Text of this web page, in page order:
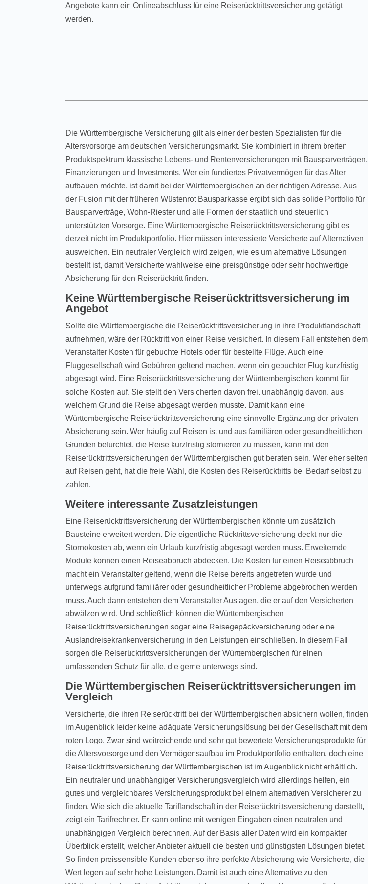
Angebote kann ein Onlineabschluss für eine Reiserücktrittsversicherung getätigt
werden.
Die Württembergische Versicherung gilt als einer der besten Spezialisten für die
Altersvorsorge am deutschen Versicherungsmarkt. Sie kombiniert in ihrem breiten
Produktspektrum klassische Lebens- und Rentenversicherungen mit Bausparverträgen,
Finanzierungen und Investments. Wer ein fundiertes Privatvermögen für das Alter
aufbauen möchte, ist damit bei der Württembergischen an der richtigen Adresse. Aus
der Fusion mit der früheren Wüstenrot Bausparkasse ergibt sich das solide Portfolio für
Bausparverträge, Wohn-Riester und alle Formen der staatlich und steuerlich
unterstützten Vorsorge. Eine Württembergische Reiserücktrittsversicherung gibt es
derzeit nicht im Produktportfolio. Hier müssen interessierte Versicherte auf Alternativen
ausweichen. Ein neutraler Vergleich wird zeigen, wie es um alternative Lösungen
bestellt ist, damit Versicherte wahlweise eine preisgünstige oder sehr hochwertige
Absicherung für den Reiserücktritt finden.
Keine Württembergische Reiserücktrittsversicherung im
Angebot
Sollte die Württembergische die Reiserücktrittsversicherung in ihre Produktlandschaft
aufnehmen, wäre der Rücktritt von einer Reise versichert. In diesem Fall entstehen dem
Veranstalter Kosten für gebuchte Hotels oder für bestellte Flüge. Auch eine
Fluggesellschaft wird Gebühren geltend machen, wenn ein gebuchter Flug kurzfristig
abgesagt wird. Eine Reiserücktrittsversicherung der Württembergischen kommt für
solche Kosten auf. Sie stellt den Versicherten davon frei, unabhängig davon, aus
welchem Grund die Reise abgesagt werden musste. Damit kann eine
Württembergische Reiserücktrittsversicherung eine sinnvolle Ergänzung der privaten
Absicherung sein. Wer häufig auf Reisen ist und aus familiären oder gesundheitlichen
Gründen befürchtet, die Reise kurzfristig stornieren zu müssen, kann mit den
Reiserücktrittsversicherungen der Württembergischen gut beraten sein. Wer eher selten
auf Reisen geht, hat die freie Wahl, die Kosten des Reiserücktritts bei Bedarf selbst zu
zahlen.
Weitere interessante Zusatzleistungen
Eine Reiserücktrittsversicherung der Württembergischen könnte um zusätzlich
Bausteine erweitert werden. Die eigentliche Rücktrittsversicherung deckt nur die
Stornokosten ab, wenn ein Urlaub kurzfristig abgesagt werden muss. Erweiternde
Module können einen Reiseabbruch abdecken. Die Kosten für einen Reiseabbruch
macht ein Veranstalter geltend, wenn die Reise bereits angetreten wurde und
unterwegs aufgrund familiärer oder gesundheitlicher Probleme abgebrochen werden
muss. Auch dann entstehen dem Veranstalter Auslagen, die er auf den Versicherten
abwälzen wird. Und schließlich können die Württembergischen
Reiserücktrittsversicherungen sogar eine Reisegepäckversicherung oder eine
Auslandreisekrankenversicherung in den Leistungen einschließen. In diesem Fall
sorgen die Reiserücktrittsversicherungen der Württembergischen für einen
umfassenden Schutz für alle, die gerne unterwegs sind.
Die Württembergischen Reiserücktrittsversicherungen im
Vergleich
Versicherte, die ihren Reiserücktritt bei der Württembergischen absichern wollen, finden
im Augenblick leider keine adäquate Versicherungslösung bei der Gesellschaft mit dem
roten Logo. Zwar sind weitreichende und sehr gut bewertete Versicherungsprodukte für
die Altersvorsorge und den Vermögensaufbau im Produktportfolio enthalten, doch eine
Reiserücktrittsversicherung der Württembergischen ist im Augenblick nicht erhältlich.
Ein neutraler und unabhängiger Versicherungsvergleich wird allerdings helfen, ein
gutes und vergleichbares Versicherungsprodukt bei einem alternativen Versicherer zu
finden. Wie sich die aktuelle Tariflandschaft in der Reiserücktrittsversicherung darstellt,
zeigt ein Tarifrechner. Er kann online mit wenigen Eingaben einen neutralen und
unabhängigen Vergleich berechnen. Auf der Basis aller Daten wird ein kompakter
Überblick erstellt, welcher Anbieter aktuell die besten und günstigsten Lösungen bietet.
So finden preissensible Kunden ebenso ihre perfekte Absicherung wie Versicherte, die
Wert legen auf sehr hohe Leistungen. Damit ist auch eine Alternative zu den